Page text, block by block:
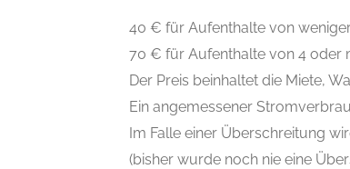
40 € für Aufenthalte von
70 € für Aufenthalte von 4 oder
Der Preis beinhaltet die Miete,
Ein angemessener
Im Falle einer Überschreitung
(bisher wurde noch nie eine